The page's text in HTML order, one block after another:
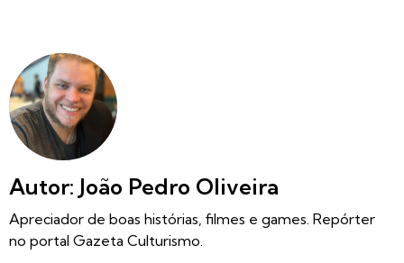
Autor: João Pedro Oliveira
Apreciador de boas histórias, filmes e games. Repórter
no portal Gazeta Culturismo.